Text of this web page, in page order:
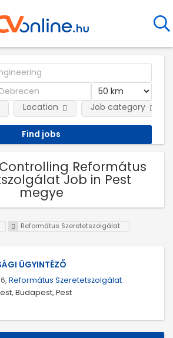
Location Job category
Controlling Református
Job in Pest
megye
Református Szeretetszolgálat
ÜGYINTÉZŐ
Református Szeretetszolgálat
Budapest, Pest